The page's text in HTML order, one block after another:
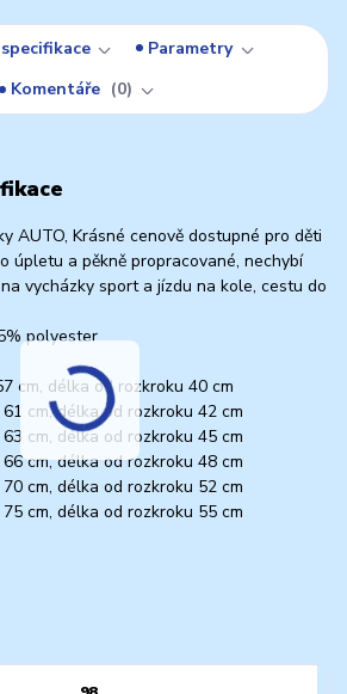
Parametry
Komentáře
0
AUTO, Krásné cenově dostupné pro děti
úpletu a pěkně propracované, nechybí
vycházky sport a jízdu na kole, cestu do
polyester
cm, délka od rozkroku 40 cm
cm, délka od rozkroku 42 cm
cm, délka od rozkroku 45 cm
cm, délka od rozkroku 48 cm
cm, délka od rozkroku 52 cm
cm, délka od rozkroku 55 cm